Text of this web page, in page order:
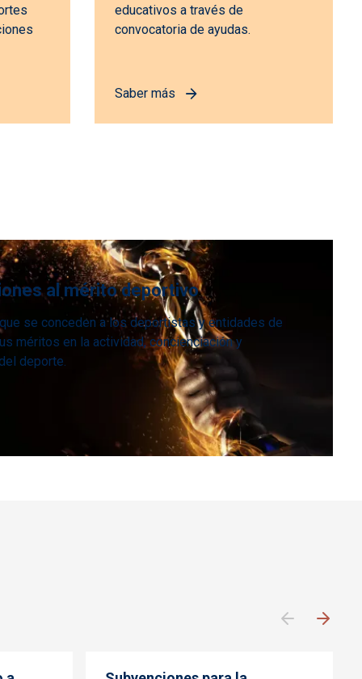
educativos a través de
convocatoria de ayudas.
Saber más
al mérito deportivo
se conceden a los deportistas y entidades de
méritos en la actividad, concienciación y
deporte.